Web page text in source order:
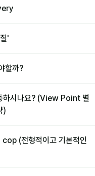
'
할까?
하시나요? (View Point 별
)
(전형적이고 기본적인